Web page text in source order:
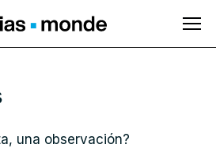
una observación?